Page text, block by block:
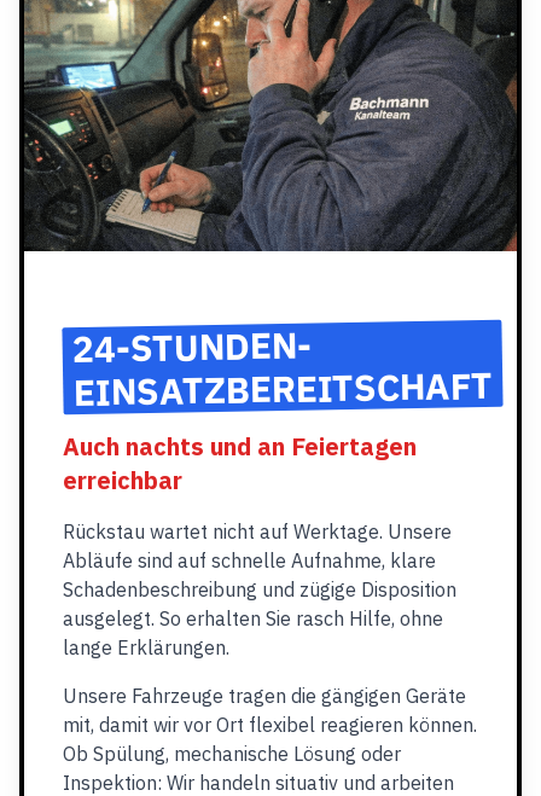
24-STUNDEN-
EINSATZBEREITSCHAFT
Auch nachts und an Feiertagen
erreichbar
Rückstau wartet nicht auf Werktage. Unsere
Abläufe sind auf schnelle Aufnahme, klare
Schadenbeschreibung und zügige Disposition
ausgelegt. So erhalten Sie rasch Hilfe, ohne
lange Erklärungen.
Unsere Fahrzeuge tragen die gängigen Geräte
mit, damit wir vor Ort flexibel reagieren können.
Ob Spülung, mechanische Lösung oder
Inspektion: Wir handeln situativ und arbeiten